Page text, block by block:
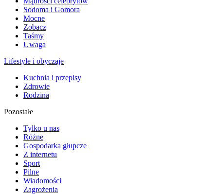
Sodoma i Gomora
Mocne
Zobacz
Taśmy
Uwaga
Lifestyle i obyczaje
Kuchnia i przepisy
Zdrowie
Rodzina
Pozostałe
Tylko u nas
Różne
Gospodarka głupcze
Z internetu
Sport
Pilne
Wiadomości
Zagrożenia